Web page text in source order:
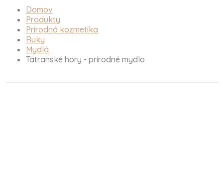
Domov
Produkty
Prírodná kozmetika
Ruky
Mydlá
Tatranské hory - prírodné mydlo